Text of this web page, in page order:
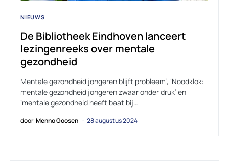
NIEUWS
De Bibliotheek Eindhoven lanceert
lezingenreeks over mentale
gezondheid
Mentale gezondheid jongeren blijft probleem’, ‘Noodklok:
mentale gezondheid jongeren zwaar onder druk’ en
‘mentale gezondheid heeft baat bij…
door Menno Goosen 28 augustus 2024